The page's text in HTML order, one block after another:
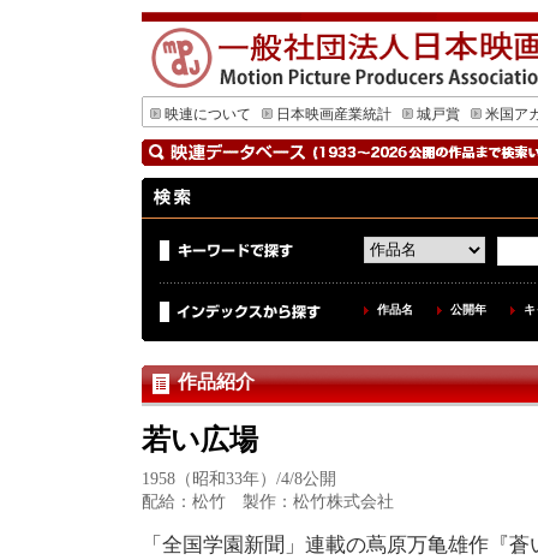
映連について 日本映画産業統計 城戸賞 米国ア
作品名 公開年
作品紹介
若い広場
1958（昭和33年）/4/8公開
配給：松竹 製作：松竹株式会社
「全国学園新聞」連載の蔦原万亀雄作『